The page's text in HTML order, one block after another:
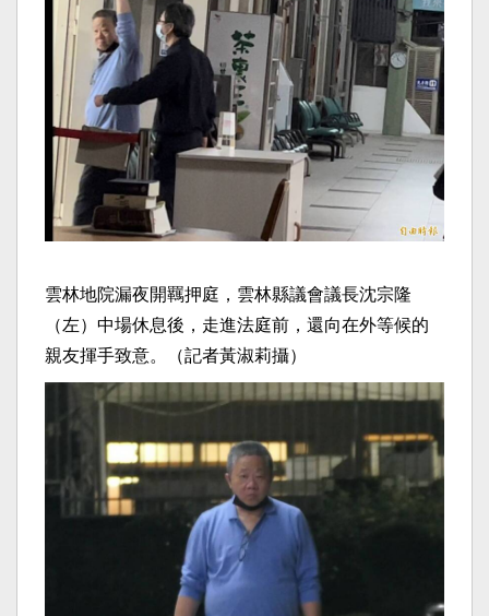
雲林地院漏夜開羈押庭，雲林縣議會議長沈宗隆
（左）中場休息後，走進法庭前，還向在外等候的
親友揮手致意。（記者黃淑莉攝）